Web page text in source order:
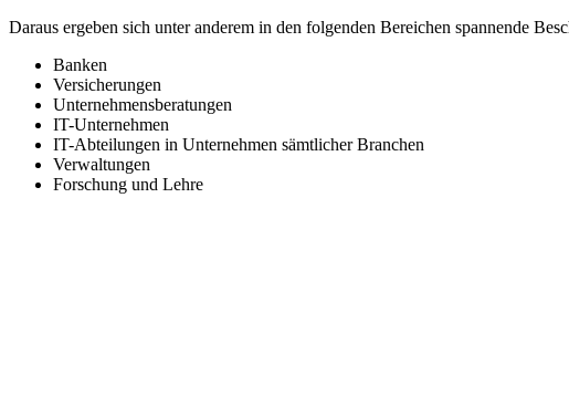
Daraus ergeben sich unter anderem in den folgenden Bereichen spannende
Banken
Versicherungen
Unternehmensberatungen
IT-Unternehmen
IT-Abteilungen in Unternehmen sämtlicher Branchen
Verwaltungen
Forschung und Lehre